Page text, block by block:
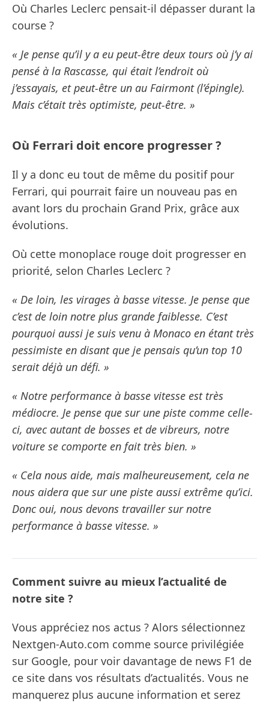
Où Charles Leclerc pensait-il dépasser durant la
course ?
« Je pense qu’il y a eu peut-être deux tours où j’y ai
pensé à la Rascasse, qui était l’endroit où
j’essayais, et peut-être un au Fairmont (l’épingle).
Mais c’était très optimiste, peut-être. »
Où Ferrari doit encore progresser ?
Il y a donc eu tout de même du positif pour
Ferrari, qui pourrait faire un nouveau pas en
avant lors du prochain Grand Prix, grâce aux
évolutions.
Où cette monoplace rouge doit progresser en
priorité, selon Charles Leclerc ?
« De loin, les virages à basse vitesse. Je pense que
c’est de loin notre plus grande faiblesse. C’est
pourquoi aussi je suis venu à Monaco en étant très
pessimiste en disant que je pensais qu’un top 10
serait déjà un défi. »
« Notre performance à basse vitesse est très
médiocre. Je pense que sur une piste comme celle-
ci, avec autant de bosses et de vibreurs, notre
voiture se comporte en fait très bien. »
« Cela nous aide, mais malheureusement, cela ne
nous aidera que sur une piste aussi extrême qu’ici.
Donc oui, nous devons travailler sur notre
performance à basse vitesse. »
Comment suivre au mieux l’actualité de
notre site ?
Vous appréciez nos actus ? Alors sélectionnez
Nextgen-Auto.com comme source privilégiée
sur Google, pour voir davantage de news F1 de
ce site dans vos résultats d’actualités. Vous ne
manquerez plus aucune information et serez